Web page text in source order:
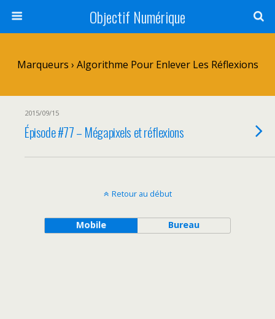
Objectif Numérique
Marqueurs › Algorithme Pour Enlever Les Réflexions
2015/09/15
Épisode #77 – Mégapixels et réflexions
Retour au début
Mobile Bureau